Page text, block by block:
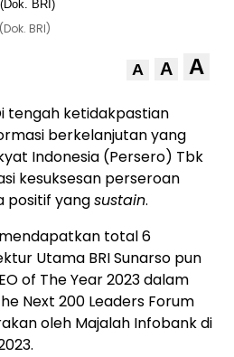
BRI)
A A A
tengah ketidakpastian
berkelanjutan yang
Indonesia (Persero) Tbk
kesuksesan perseroan
positif yangsustain.
total 6
Utama BRI Sunarso pun
of The Year 2023 dalam
Next 200 Leaders Forum
oleh Majalah Infobank di